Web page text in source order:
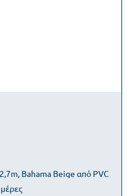
Bahama Beige από PVC